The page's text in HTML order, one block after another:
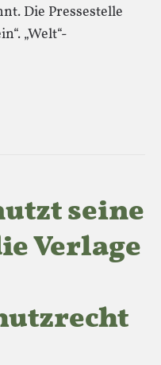
Die Pressestelle
„Welt“-
seine
Verlage